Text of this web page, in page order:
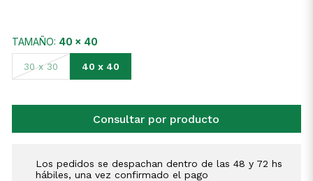
TAMAÑO: 40 x 40
30 x 30 40 x 40
Consultar por producto
Los pedidos se despachan dentro de las 48 y 72 hs
hábiles, una vez confirmado el pago